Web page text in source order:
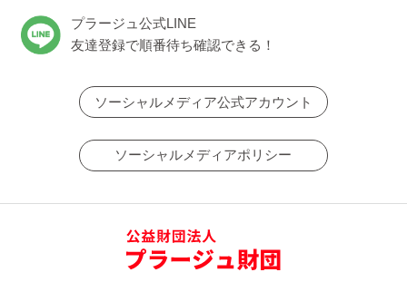
プラージュ公式LINE
友達登録で順番待ち確認できる！
ソーシャルメディア公式アカウント
ソーシャルメディアポリシー